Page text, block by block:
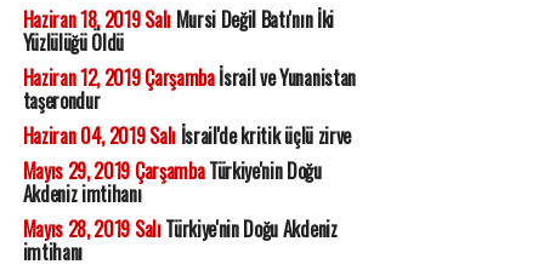
Haziran 18, 2019 SalıMursi Değil Batı'nın İki
Yüzlülüğü Öldü
Haziran 12, 2019 Çarşambaİsrail ve Yunanistan
taşerondur
Haziran 04, 2019 Salıİsrail'de kritik üçlü zirve
Mayıs 29, 2019 ÇarşambaTürkiye'nin Doğu
Akdeniz imtihanı
Mayıs 28, 2019 SalıTürkiye'nin Doğu Akdeniz
imtihanı